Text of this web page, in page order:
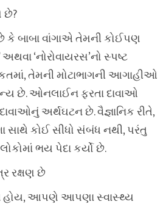
છે?
બાબા વાંગાએ તેમની કોઈપણ
‘નોરોવાયરસ’નો સ્પષ્ટ
તેમની મોટાભાગની આગાહીઓ
છે. ઓનલાઈન ફરતા દાવાઓ
અર્થઘટન છે. વૈજ્ઞાનિક રીતે,
સાથે કોઈ સીધો સંબંધ નથી, પરંતુ
ભય પેદા કર્યો છે.
રક્ષણ છે
હોય, આપણે આપણા સ્વાસ્થ્ય